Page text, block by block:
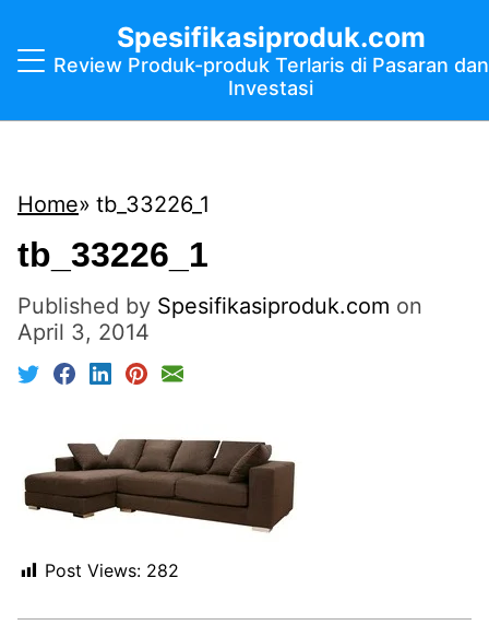
Spesifikasiproduk.com
Review Produk-produk Terlaris di Pasaran dan
Investasi
Home tb_33226_1
tb_33226_1
Published by Spesifikasiproduk.com on
April 3, 2014
Post Views: 282